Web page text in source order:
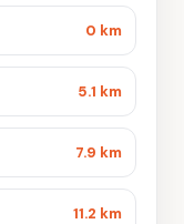
0 km
5.1 km
7.9 km
11.2 km